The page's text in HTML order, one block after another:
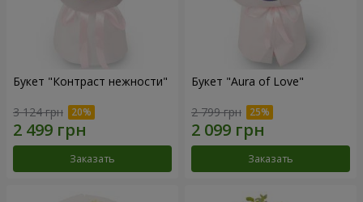
Букет "Контраст нежности"
3 124 грн
Заказать
Букет "Aura of Love"
2 799 грн
Заказать